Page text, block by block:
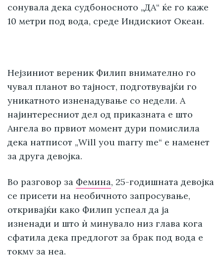
сонувала дека судбоносното „ДА“ ќе го каже
10 метри под вода, среде Индискиот Океан.
Нејзиниот вереник Филип внимателно го
чувал планот во тајност, подготвувајќи го
уникатното изненадување со недели. А
најинтересниот дел од приказната е што
Ангела во првиот момент дури помислила
дека натписот „Will you marry me“ е наменет
за друга девојка.
Во разговор за Фемина, 25-годишната девојка
се присети на необичното запросување,
откривајќи како Филип успеал да ја
изненади и што ѝ минувало низ глава кога
сфатила дека предлогот за брак под вода е
токму за неа.